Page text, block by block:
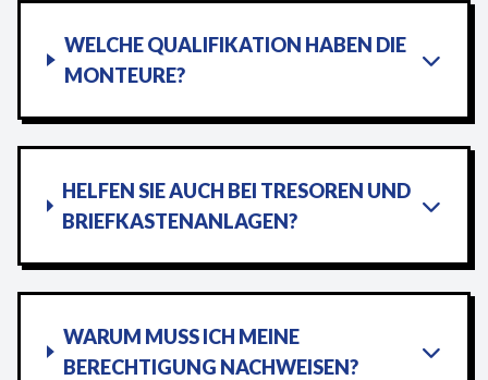
WELCHE QUALIFIKATION HABEN DIE
MONTEURE?
HELFEN SIE AUCH BEI TRESOREN UND
BRIEFKASTENANLAGEN?
WARUM MUSS ICH MEINE
BERECHTIGUNG NACHWEISEN?